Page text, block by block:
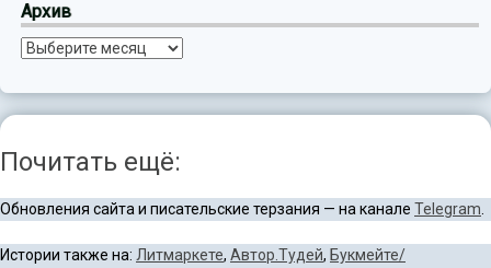
Архив
Архив
Почитать ещё:
Обновления сайта и писательские терзания — на канале Telegram
Истории также на: Литмаркете, Автор.Тудей, Букмейте/